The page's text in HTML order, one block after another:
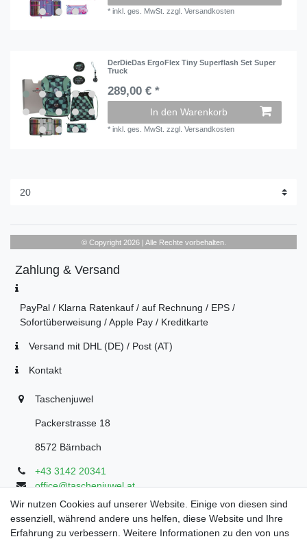
*inkl. ges. MwSt. zzgl.Versandkosten
DerDieDas ErgoFlex Tiny Superflash Set Super
Truck
289,00 € *
In den Warenkorb
*inkl. ges. MwSt. zzgl.Versandkosten
© Copyright 2026 | Alle Rechte vorbehalten.
Zahlung & Versand
PayPal / Klarna Ratenkauf / auf Rechnung / EPS /
Sofortüberweisung / Apple Pay / Kreditkarte
Versand mit DHL (DE) / Post (AT)
Kontakt
Taschenjuwel
Packerstrasse 18
8572 Bärnbach
+43 3142 20341
office@taschenjuwel.at
Montag - Freitag: 08:30 - 18:00
Samstag: 8:30 - 17 Uhr
Wir nutzen Cookies auf unserer Website. Einige von diesen sind
essenziell, während andere uns helfen, diese Website und Ihre
Erfahrung zu verbessern. Weitere Informationen zu den von uns